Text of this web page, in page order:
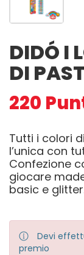
DIDÓ I
DI
220
Tutti i colori
l’unica con
Confezione
giocare
basic e
Devi
premio